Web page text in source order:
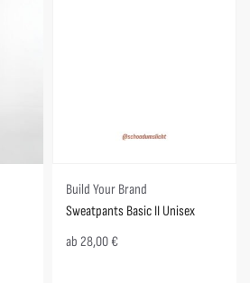
Build Your Brand
Sweatpants Basic II Unisex
ab 28,00 €